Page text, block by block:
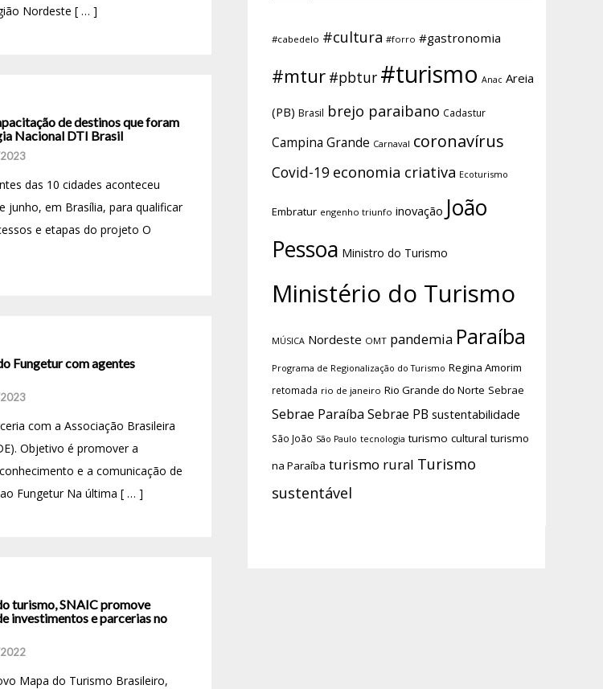
Nordeste [ … ]
de destinos que foram
Nacional DTI Brasil
das 10 cidades aconteceu
junho, em Brasília, para qualificar
e etapas do projeto O
Fungetur com agentes
com a Associação Brasileira
Objetivo é promover a
e a comunicação de
Fungetur Na última [ … ]
turismo, SNAIC promove
investimentos e parcerias no
Mapa do Turismo Brasileiro,
#cabedelo #cultura #forro #gastronomia
#mtur #pbtur #turismo Anac Areia
(PB) Brasil brejo paraibano Cadastur
Campina Grande Carnaval coronavírus
Covid-19 economia criativa Ecoturismo
Embratur engenho triunfo inovação João
Pessoa Ministro do Turismo
Ministério do Turismo
MÚSICA Nordeste OMT pandemia Paraíba
Programa de Regionalização do Turismo Regina Amorim
retomada rio de janeiro Rio Grande do Norte Sebrae
Sebrae Paraíba Sebrae PB sustentabilidade
São João São Paulo tecnologia turismo cultural turismo
na Paraíba turismo rural Turismo
sustentável